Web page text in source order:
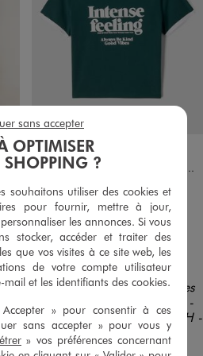
Disponible en 4 coloris
Tee-shirt manches courtes à message fille
6,99 €
4.5/5 de moyenne
(69 avis)
AJOUTERAU PANIER
OPTIMISER
SHOPPING ?
souhaitons utiliser des cookies et
pour fournir, mettre à jour,
les annonces. Si vous
stocker, accéder et traiter des
que vos visites à ce site web, les
de votre compte utilisateur
et les identifiants des cookies.
» pour consentir à ces
sans accepter » pour vous y
» vos préférences concernant
sans accepter